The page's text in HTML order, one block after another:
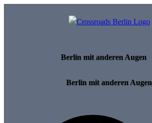
Berlin mit anderen Augen
Berlin mit anderen Augen